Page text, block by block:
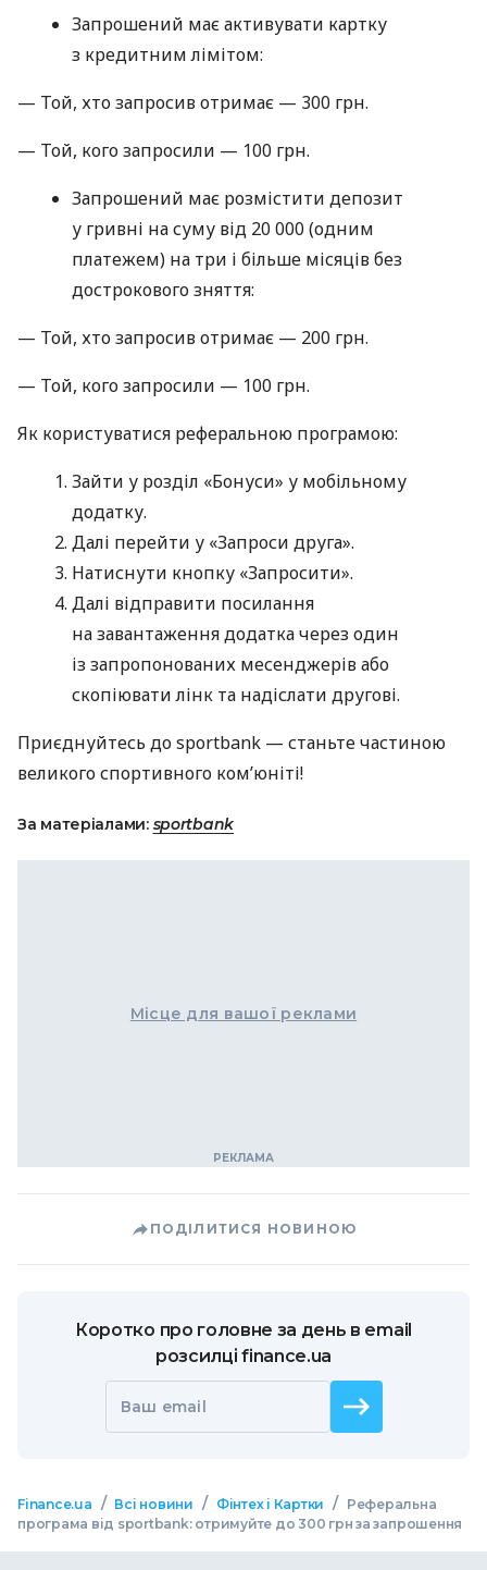
Запрошений має активувати картку
з кредитним лімітом:
— Той, хто запросив отримає — 300 грн.
— Той, кого запросили — 100 грн.
Запрошений має розмістити депозит
у гривні на суму від 20 000 (одним
платежем) на три і більше місяців без
дострокового зняття:
— Той, хто запросив отримає — 200 грн.
— Той, кого запросили — 100 грн.
Як користуватися реферальною програмою:
Зайти у розділ «Бонуси» у мобільному
додатку.
Далі перейти у «Запроси друга».
Натиснути кнопку «Запросити».
Далі відправити посилання
на завантаження додатка через один
із запропонованих месенджерів або
скопіювати лінк та надіслати другові.
Приєднуйтесь до sportbank — станьте частиною
великого спортивного ком’юніті!
За матеріалами: sportbank
Місце для вашої реклами
ПОДІЛИТИСЯ НОВИНОЮ
Коротко про головне за день в email
розсилці finance.ua
Ваш email
Finance.ua / Всі новини / Фінтех і Картки /
Реферальна
програма від sportbank: отримуйте до 300 грн за запрошення